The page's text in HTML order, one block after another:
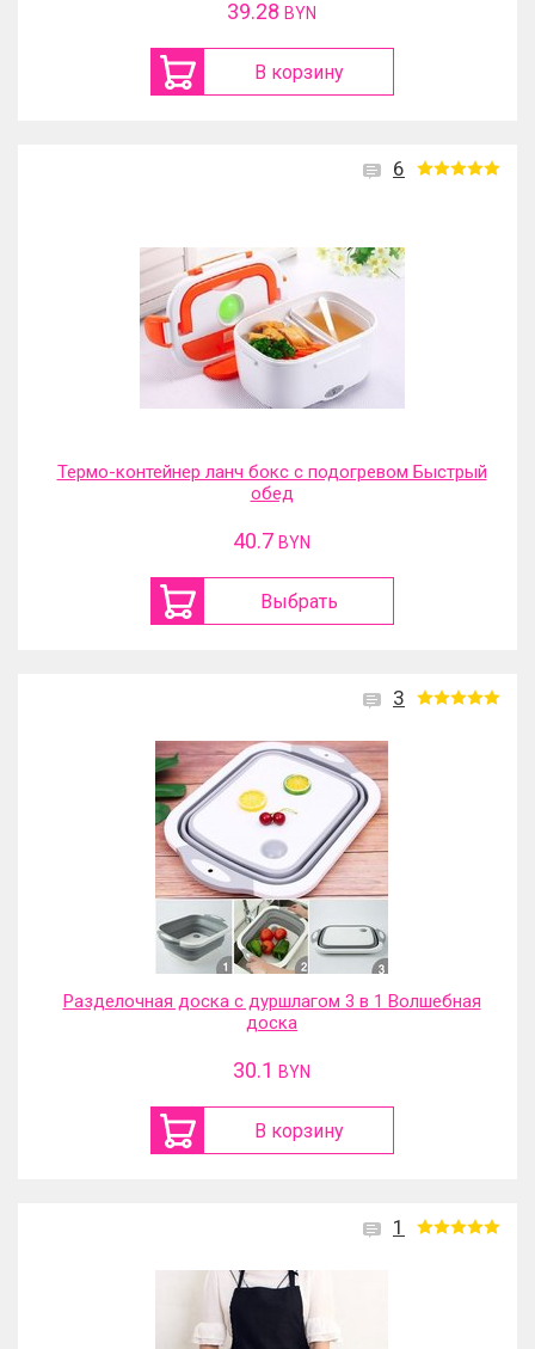
39.28 BYN
В корзину
6
Термо-контейнер ланч бокс с подогревом Быстрый
обед
40.7 BYN
Выбрать
3
Разделочная доска с дуршлагом 3 в 1 Волшебная
доска
30.1 BYN
В корзину
1